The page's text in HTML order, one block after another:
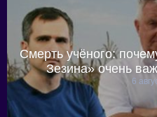
Смерть учёного:
Зезина» очень
6